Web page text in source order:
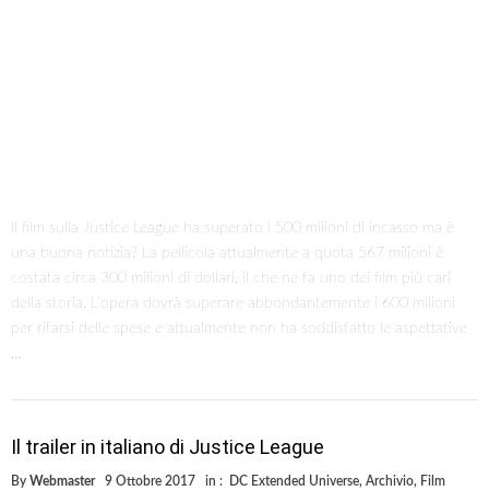
Il film sulla Justice League ha superato i 500 milioni di incasso ma è
una buona notizia? La pellicola attualmente a quota 567 milioni è
costata circa 300 milioni di dollari, il che ne fa uno dei film più cari
della storia. L’opera dovrà superare abbondantemente i 600 milioni
per rifarsi delle spese e attualmente non ha soddisfatto le aspettative
…
Il trailer in italiano di Justice League
By Webmaster 9 Ottobre 2017 in : DC Extended Universe, Archivio, Film